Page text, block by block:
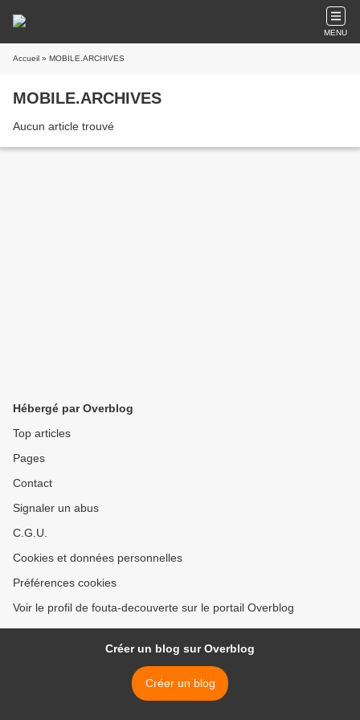
MENU
Accueil » MOBILE.ARCHIVES
MOBILE.ARCHIVES
Aucun article trouvé
Hébergé par Overblog
Top articles
Pages
Contact
Signaler un abus
C.G.U.
Cookies et données personnelles
Préférences cookies
Voir le profil de fouta-decouverte sur le portail Overblog
Créer un blog sur Overblog
Créer un blog